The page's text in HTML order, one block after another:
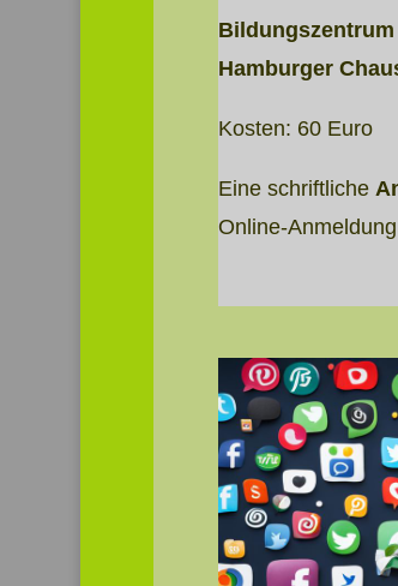
Hamburger
Kosten: 60 Euro
Eine schriftliche
Online-